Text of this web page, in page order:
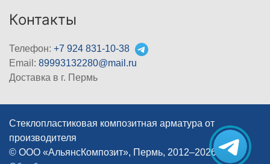
Контакты
Телефон: +7 924 831-10-38
Email: 89993132280@mail.ru
Доставка в г. Пермь
Стеклопластиковая композитная арматура от
производителя
© ООО «АльянсКомпозит», Пермь, 2012–2026
|